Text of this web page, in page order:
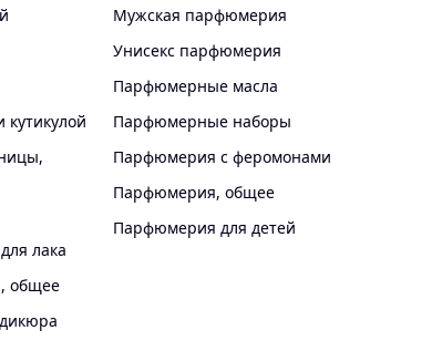
кутикулой
лака‎
общее
Мужская парфюмерия
Унисекс парфюмерия
Парфюмерные масла
Парфюмерные наборы
Парфюмерия с феромонами
Парфюмерия, общее
Парфюмерия для детей